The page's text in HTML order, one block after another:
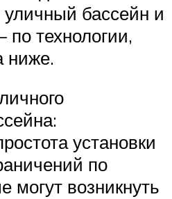
уличный бассейн и
технологии,
ниже.
установки
по
могут возникнуть